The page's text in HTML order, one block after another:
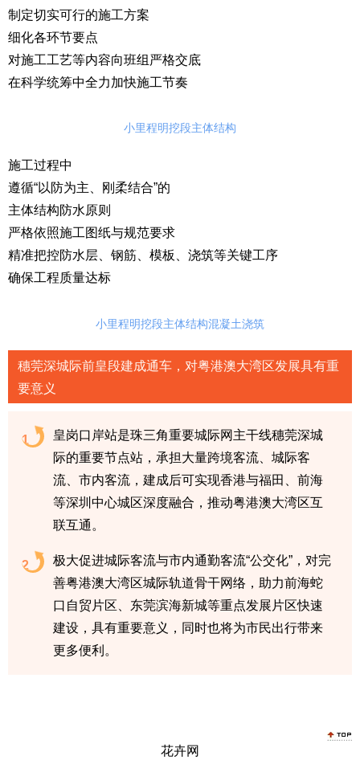
制定切实可行的施工方案
细化各环节要点
对施工工艺等内容向班组严格交底
在科学统筹中全力加快施工节奏
小里程明挖段主体结构
施工过程中
遵循“以防为主、刚柔结合”的
主体结构防水原则
严格依照施工图纸与规范要求
精准把控防水层、钢筋、模板、浇筑等关键工序
确保工程质量达标
小里程明挖段主体结构混凝土浇筑
穗莞深城际前皇段建成通车，对粤港澳大湾区发展具有重
要意义
1
皇岗口岸站是珠三角重要城际网主干线穗莞深城
际的重要节点站，承担大量跨境客流、城际客
流、市内客流，建成后可实现香港与福田、前海
等深圳中心城区深度融合，推动粤港澳大湾区互
联互通。
2
极大促进城际客流与市内通勤客流“公交化”，对完
善粤港澳大湾区城际轨道骨干网络，助力前海蛇
口自贸片区、东莞滨海新城等重点发展片区快速
建设，具有重要意义，同时也将为市民出行带来
更多便利。
花卉网